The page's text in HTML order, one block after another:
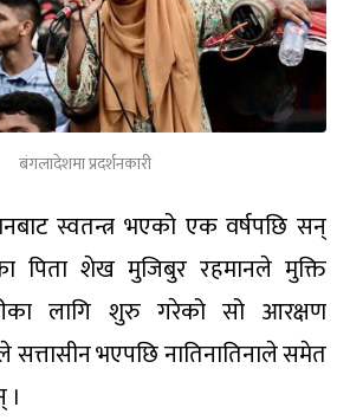
बंगलादेशमा प्रदर्शनकारी
स्वतन्त्र भएको एक वर्षपछि सन्
पिता शेख मुजिबुर रहमानले मुक्ति
लागि शुरु गरेको सो आरक्षण
सत्तासीन भएपछि नातिनातिनाले समेत
।